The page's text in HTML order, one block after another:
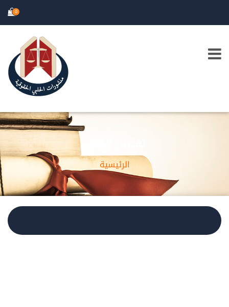
0
الرئيسية